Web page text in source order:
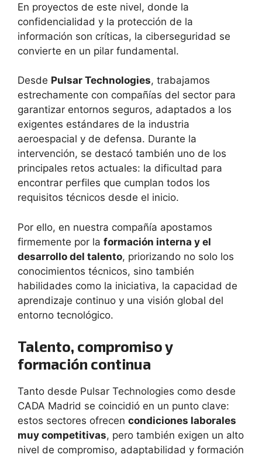
En proyectos de este nivel, donde la
confidencialidad y la protección de la
información son críticas, la ciberseguridad se
convierte en un pilar fundamental.
Desde Pulsar Technologies, trabajamos
estrechamente con compañías del sector para
garantizar entornos seguros, adaptados a los
exigentes estándares de la industria
aeroespacial y de defensa. Durante la
intervención, se destacó también uno de los
principales retos actuales: la dificultad para
encontrar perfiles que cumplan todos los
requisitos técnicos desde el inicio.
Por ello, en nuestra compañía apostamos
firmemente por la formación interna y el
desarrollo del talento, priorizando no solo los
conocimientos técnicos, sino también
habilidades como la iniciativa, la capacidad de
aprendizaje continuo y una visión global del
entorno tecnológico.
Talento, compromiso y
formación continua
Tanto desde Pulsar Technologies como desde
CADA Madrid se coincidió en un punto clave:
estos sectores ofrecen condiciones laborales
muy competitivas, pero también exigen un alto
nivel de compromiso, adaptabilidad y formación